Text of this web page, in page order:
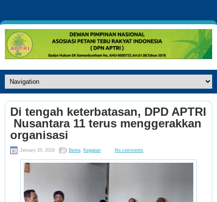
Di tengah keterbatasan, DPD APTRI
Nusantara 11 terus menggerakkan
organisasi
January 20, 2018 Berita Kegiatan No comments